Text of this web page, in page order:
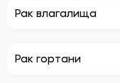
Рак влагалища
Рак гортани